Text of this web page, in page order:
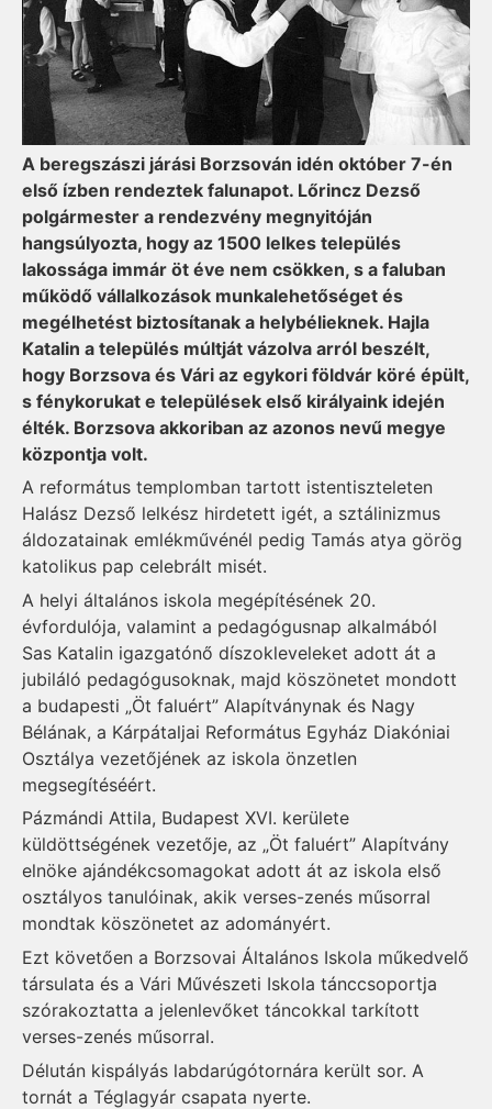
A beregszászi járási Bor­zso­ván idén október 7-én
első ízben rendeztek falunapot. Lőrincz Dezső
polgármester a rendezvény megnyitóján
hangsúlyozta, hogy az 1500 lelkes település
lakossága immár öt éve nem csökken, s a faluban
működő vállalkozások munkalehetőséget és
megélhetést biztosítanak a helybélieknek. Hajla
Katalin a település múltját vázolva arról beszélt,
hogy Bor­zsova és Vári az egykori földvár köré épült,
s fénykorukat e települések első királyaink idején
élték. Borzsova akkoriban az azonos nevű megye
központja volt.
A református templomban tartott istentiszteleten
Halász Dezső lelkész hirdetett igét, a sztálinizmus
áldozatainak emlékművénél pedig Tamás atya görög
katolikus pap celebrált misét.
A helyi általános iskola megépítésének 20.
évfordulója, valamint a pedagógusnap alkalmából
Sas Katalin igazgatónő díszokleveleket adott át a
jubiláló pedagógusoknak, majd köszönetet mondott
a budapesti „Öt faluért” Alapítványnak és Nagy
Bélának, a Kárpátaljai Református Egyház Dia­kóniai
Osztálya vezetőjének az iskola önzetlen
megsegítéséért.
Pázmándi Attila, Budapest XVI. kerülete
küldöttségének vezetője, az „Öt faluért” Alapítvány
elnöke ajándékcsomagokat adott át az iskola első
osztályos tanulóinak, akik verses-zenés műsorral
mondtak köszönetet az adományért.
Ezt követően a Borzsovai Általános Iskola műkedvelő
társulata és a Vári Művészeti Iskola tánccsoportja
szórakoztatta a jelenlevőket táncokkal tarkított
verses-zenés műsorral.
Délután kispályás labdarúgótornára került sor. A
tornát a Téglagyár csapata nyerte.